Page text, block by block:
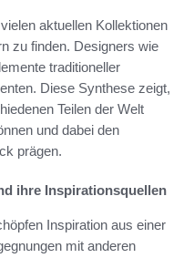
aktuellen Kollektionen
zu finden. Designers wie
traditioneller
Diese Synthese zeigt,
Teilen der Welt
und dabei den
prägen.
ihre Inspirationsquellen
Inspiration aus einer
mit anderen